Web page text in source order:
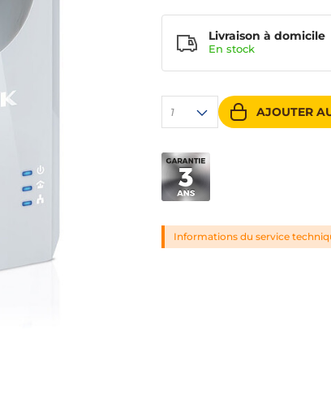
1 AJOUTER
Livraison à domicile
En stock
Informations du service